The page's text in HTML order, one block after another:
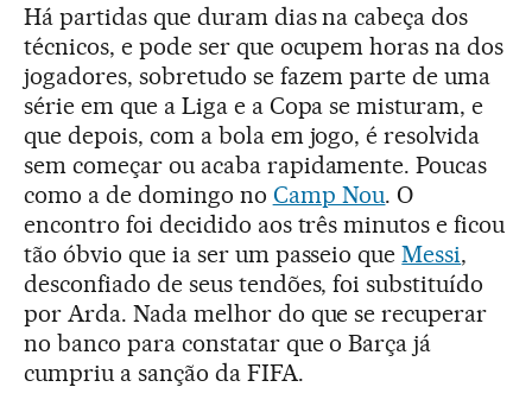
Há partidas que duram dias na cabeça dos
técnicos, e pode ser que ocupem horas na dos
jogadores, sobretudo se fazem parte de uma
série em que a Liga e a Copa se misturam, e
que depois, com a bola em jogo, é resolvida
sem começar ou acaba rapidamente. Poucas
como a de domingo no Camp Nou. O
encontro foi decidido aos três minutos e ficou
tão óbvio que ia ser um passeio queMessi,
desconfiado de seus tendões, foi substituído
por Arda. Nada melhor do que se recuperar
no banco para constatar que o Barça já
cumpriu a sanção da FIFA.